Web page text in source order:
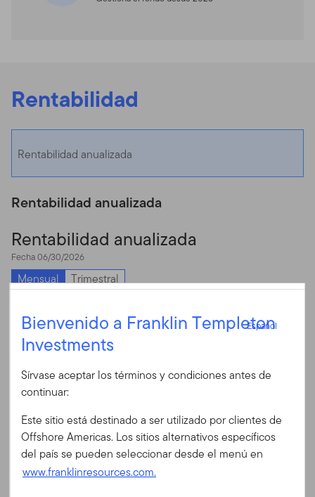
Iniciar sesión
ID de usuario
Contraseña
Rentabilidad
Rentabilidad anualizada
Rentabilidad anualizada
Rentabilidad anualizada
Fecha 06/30/2026
Mensual
Trimestral
Bar chart with 2 data series.
The chart has 1 X axis displaying categories.
The chart has 1 Y axis displaying values. Data ranges from 1.22
1
2
4
5
6
Bienvenido a Franklin Templeton
Investments
Español
Sírvase aceptar los términos y condiciones antes de
continuar:
Este sitio está destinado a ser utilizado por clientes de
Offshore Americas. Los sitios alternativos específicos
del país se pueden seleccionar desde el menú en
www.franklinresources.com.